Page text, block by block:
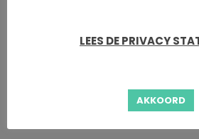
LEES DE PRIVACY
AKKOORD